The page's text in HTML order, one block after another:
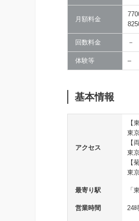
月額料金
回数料金 －
体験等 –
基本情報
アクセス
【
東
【
東
【
東
最寄り駅 「
営業時間 24